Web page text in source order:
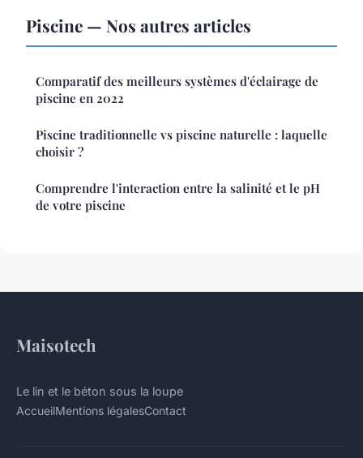
Piscine — Nos autres articles
Comparatif des meilleurs systèmes d'éclairage de
piscine en 2022
Piscine traditionnelle vs piscine naturelle : laquelle
choisir ?
Comprendre l'interaction entre la salinité et le pH
de votre piscine
Maisotech
Le lin et le béton sous la loupe
AccueilMentions légalesContact